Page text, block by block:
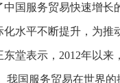
国服务贸易快速增长
水平不断提升，为
堂表示，2012年以来
我国服务贸易在世界